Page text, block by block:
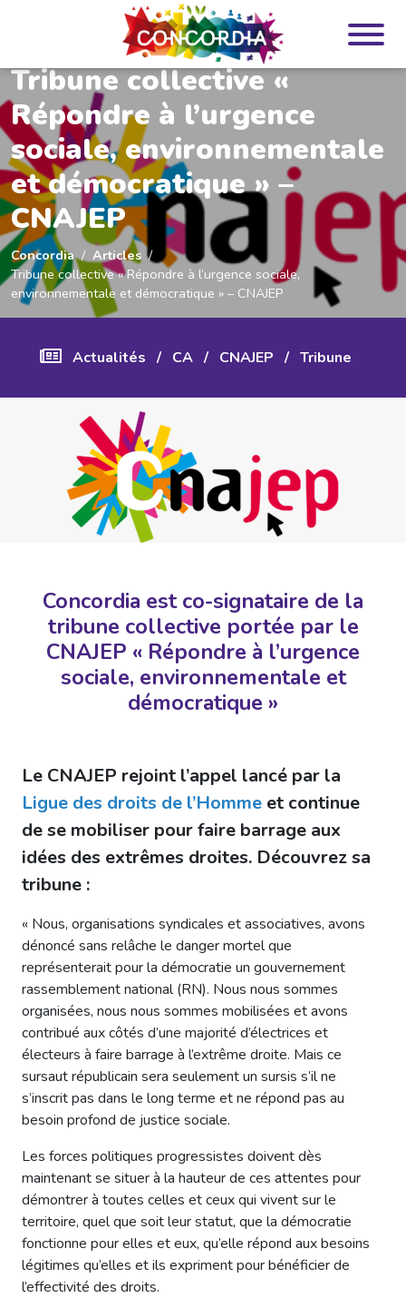
Tribune collective «
Répondre à l’urgence
sociale, environnementale
et démocratique » –
CNAJEP
Concordia
Articles
Tribune collective « Répondre à l’urgence sociale,
environnementale et démocratique » – CNAJEP
Actualités / CA / CNAJEP / Tribune
Concordia est co-signataire de la
tribune collective portée par le
CNAJEP « Répondre à l’urgence
sociale, environnementale et
démocratique »
Le CNAJEP rejoint l’appel lancé par la
Ligue des droits de l’Homme et continue
de se mobiliser pour faire barrage aux
idées des extrêmes droites. Découvrez sa
tribune :
« Nous, organisations syndicales et associatives, avons
dénoncé sans relâche le danger mortel que
représenterait pour la démocratie un gouvernement
rassemblement national (RN). Nous nous sommes
organisées, nous nous sommes mobilisées et avons
contribué aux côtés d’une majorité d’électrices et
électeurs à faire barrage à l’extrême droite. Mais ce
sursaut républicain sera seulement un sursis s’il ne
s’inscrit pas dans le long terme et ne répond pas au
besoin profond de justice sociale.
Les forces politiques progressistes doivent dès
maintenant se situer à la hauteur de ces attentes pour
démontrer à toutes celles et ceux qui vivent sur le
territoire, quel que soit leur statut, que la démocratie
fonctionne pour elles et eux, qu’elle répond aux besoins
légitimes qu’elles et ils expriment pour bénéficier de
l’effectivité des droits.
Panneau de gestion des cookies